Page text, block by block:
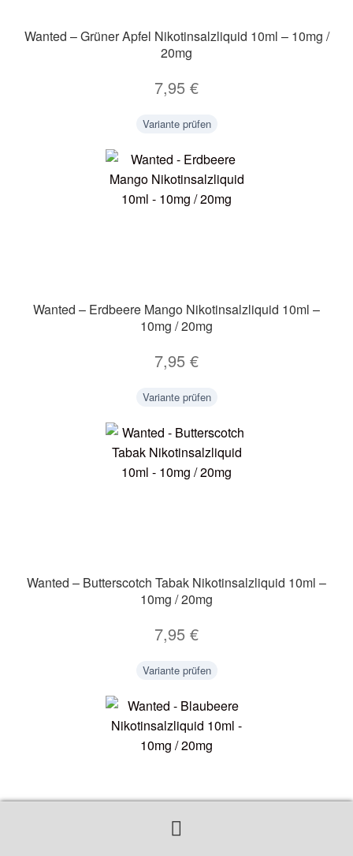
Wanted – Grüner Apfel Nikotinsalzliquid 10ml – 10mg /
20mg
7,95 €
Variante prüfen
Wanted – Erdbeere Mango Nikotinsalzliquid 10ml –
10mg / 20mg
7,95 €
Variante prüfen
Wanted – Butterscotch Tabak Nikotinsalzliquid 10ml –
10mg / 20mg
7,95 €
Variante prüfen